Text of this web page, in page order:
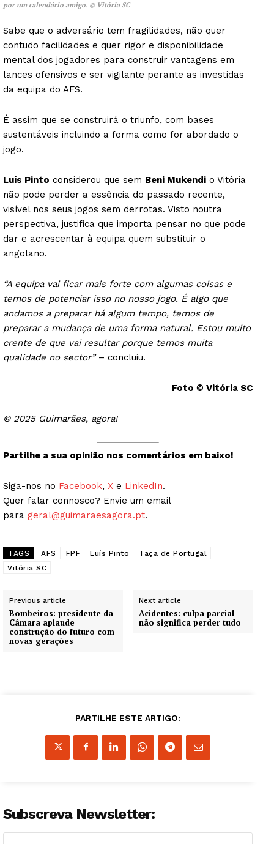
por um calendário amigo. © Vitória SC
Sabe que o adversário tem fragilidades, não quer
contudo facilidades e quer rigor e disponibilidade
mental dos jogadores para construir vantagens em
lances ofensivos e ser vigilante perante as investidas
da equipa do AFS.
É assim que se construirá o triunfo, com bases
sustentáveis incluindo a forma como for abordado o
jogo.
Luís Pinto considerou que sem Beni Mukendi o Vitória
não pode perder a essência do passado recente,
visível nos seus jogos sem derrotas. Visto noutra
perspectiva, justifica que importa pensar no que pode
dar e acrescentar à equipa quem substituir o
angolano.
“A equipa vai ficar mais forte com algumas coisas e
temos de potenciar isso no nosso jogo. É algo que
andamos a preparar há algum tempo, temos de
preparar a mudança de uma forma natural. Estou muito
crente de que vai resultar porque temos muita
qualidade no sector”– concluiu.
Foto © Vitória SC
© 2025 Guimarães, agora!
Partilhe a sua opinião nos comentários em baixo!
Siga-nos no Facebook, X e LinkedIn.
Quer falar connosco? Envie um email
para geral@guimaraesagora.pt.
TAGS AFS FPF Luís Pinto
Taça de Portugal
Vitória SC
Previous article
Bombeiros: presidente da
Câmara aplaude
construção do futuro com
novas gerações
Next article
Acidentes: culpa parcial
não significa perder tudo
PARTILHE ESTE ARTIGO:
Subscreva Newsletter: